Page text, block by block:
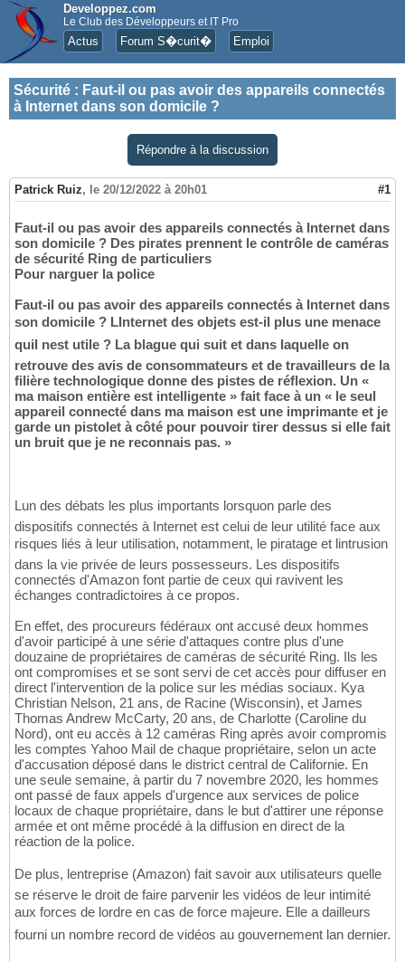
Developpez.com
Le Club des Développeurs et IT Pro
Actus Forum S�curit� Emploi
Sécurité : Faut-il ou pas avoir des appareils connectés
à Internet dans son domicile ?
Répondre à la discussion
Patrick Ruiz, le 20/12/2022 à 20h01 #1
Faut-il ou pas avoir des appareils connectés à Internet dans
son domicile ? Des pirates prennent le contrôle de caméras
de sécurité Ring de particuliers
Pour narguer la police
Faut-il ou pas avoir des appareils connectés à Internet dans
son domicile ? LInternet des objets est-il plus une menace
quil nest utile ? La blague qui suit et dans laquelle on
retrouve des avis de consommateurs et de travailleurs de la
filière technologique donne des pistes de réflexion. Un «
ma maison entière est intelligente » fait face à un « le seul
appareil connecté dans ma maison est une imprimante et je
garde un pistolet à côté pour pouvoir tirer dessus si elle fait
un bruit que je ne reconnais pas. »
Lun des débats les plus importants lorsquon parle des
dispositifs connectés à Internet est celui de leur utilité face aux
risques liés à leur utilisation, notamment, le piratage et lintrusion
dans la vie privée de leurs possesseurs. Les dispositifs
connectés d'Amazon font partie de ceux qui ravivent les
échanges contradictoires à ce propos.
En effet, des procureurs fédéraux ont accusé deux hommes
d'avoir participé à une série d'attaques contre plus d'une
douzaine de propriétaires de caméras de sécurité Ring. Ils les
ont compromises et se sont servi de cet accès pour diffuser en
direct l'intervention de la police sur les médias sociaux. Kya
Christian Nelson, 21 ans, de Racine (Wisconsin), et James
Thomas Andrew McCarty, 20 ans, de Charlotte (Caroline du
Nord), ont eu accès à 12 caméras Ring après avoir compromis
les comptes Yahoo Mail de chaque propriétaire, selon un acte
d'accusation déposé dans le district central de Californie. En
une seule semaine, à partir du 7 novembre 2020, les hommes
ont passé de faux appels d'urgence aux services de police
locaux de chaque propriétaire, dans le but d'attirer une réponse
armée et ont même procédé à la diffusion en direct de la
réaction de la police.
De plus, lentreprise (Amazon) fait savoir aux utilisateurs quelle
se réserve le droit de faire parvenir les vidéos de leur intimité
aux forces de lordre en cas de force majeure. Elle a dailleurs
fourni un nombre record de vidéos au gouvernement lan dernier.